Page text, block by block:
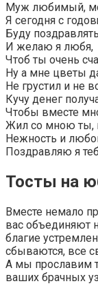
Муж любимый,
Я сегодня с
Буду
И желаю я любя,
Чтоб ты очень
Ну а мне цветы
Не грустил и не
Кучу денег
Чтобы вместе
Жил со мною ты,
Нежность и
Поздравляю я
Тосты на
Вместе немало
вас объединяют
благие
сбываются, все
А мы прославим
ваших брачных